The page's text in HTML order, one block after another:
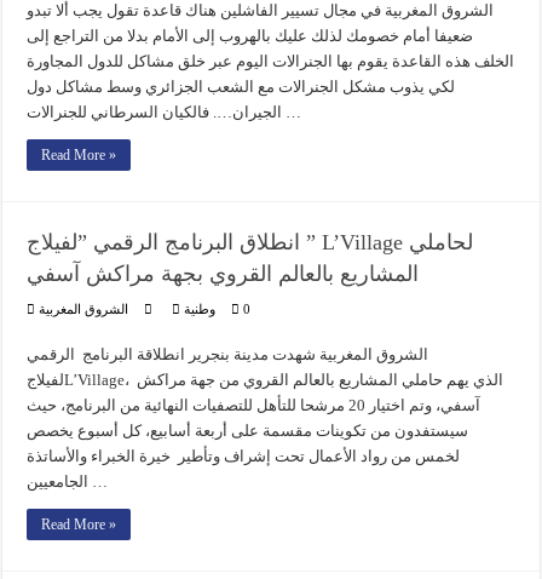
الشروق المغربية في مجال تسيير الفاشلين هناك قاعدة تقول يجب ألا تبدو
ضعيفا أمام خصومك لذلك عليك بالهروب إلى الأمام بدلا من التراجع إلى
الخلف هذه القاعدة يقوم بها الجنرالات اليوم عبر خلق مشاكل للدول المجاورة
لكي يذوب مشكل الجنرالات مع الشعب الجزائري وسط مشاكل دول
الجيران…. فالكيان السرطاني للجنرالات …
Read More »
انطلاق البرنامج الرقمي ”لفيلاج ” L’Village لحاملي
المشاريع بالعالم القروي بجهة مراكش آسفي
الشروق المغربية وطنية 0
الشروق المغربية شهدت مدينة بنجرير انطلاقة البرنامج الرقمي
لفيلاجL’Village، الذي يهم حاملي المشاريع بالعالم القروي من جهة مراكش
آسفي، وتم اختيار 20 مرشحا للتأهل للتصفيات النهائية من البرنامج، حيث
سيستفدون من تكوينات مقسمة على أربعة أسابيع، كل أسبوع يخصص
لخمس من رواد الأعمال تحت إشراف وتأطير خيرة الخبراء والأساتذة
الجامعيين …
Read More »